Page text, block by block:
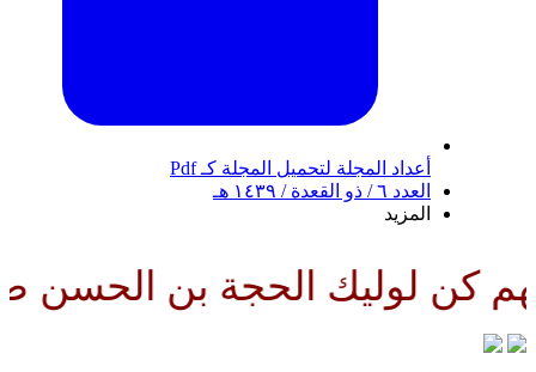
أعداد المجلة لتحميل المجلة كـ Pdf
العدد ٦ / ذو القعدة / ١٤٣٩ هـ
المزيد
الحجة بن الحسن صلواتك